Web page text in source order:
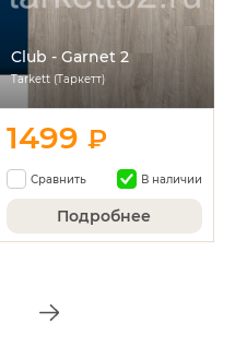
Club - Garnet 2
Tarkett (Таркетт)
1499₽
Сравнить В наличии
Подробнее